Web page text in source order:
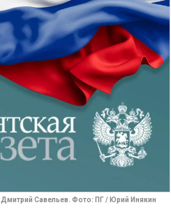
Дмитрий Савельев. Фото: ПГ / Юрий Инякин